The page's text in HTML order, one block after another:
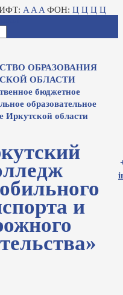
A A A ФОН: Ц Ц Ц Ц
ОБРАЗОВАНИЯ
ОБЛАСТИ
бюджетное
образовательное
Иркутской области
и